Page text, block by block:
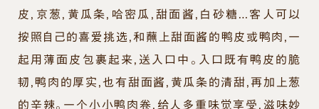
皮，京葱，黄瓜条，哈密瓜，甜面酱，白砂糖…客人可以
按照自己的喜爱挑选，和蘸上甜面酱的鸭皮或鸭肉，一
起用薄面皮包裹起来，送入口中。入口既有鸭皮的脆
韧，鸭肉的厚实，也有甜面酱，黄瓜条的清甜，再加上葱
的辛辣。一个小小鸭肉卷，给人多重味觉享受，滋味妙